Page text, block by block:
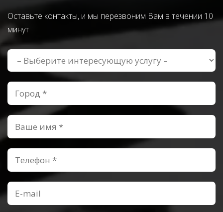
Оставьте контакты, и мы перезвоним Вам в течении 10
минут